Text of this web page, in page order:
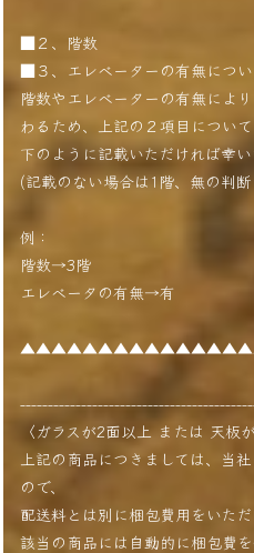
■２、階数
■３、エレベーターの有無につ
階数やエレベーターの有無によ
わるため、上記の２項目につい
下のように記載いただければ幸い
(記載のない場合は1階、無の判
例：
階数→3階
エレベータの有無→有
〈ガラスが2面以上 または 天板
上記の商品につきましては、当
ので、
配送料とは別に梱包費用をいただ
該当の商品には自動的に梱包費